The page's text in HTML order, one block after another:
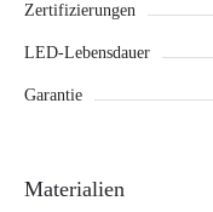
Zertifizierungen
LED-Lebensdauer
Garantie
Materialien